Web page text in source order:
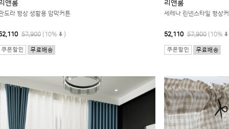
앤룸
도라 형상 생활용 암막커튼
57,900 (10% )
리앤룸
세레나 린넨스타일 형상
52,110 57,900 (10%